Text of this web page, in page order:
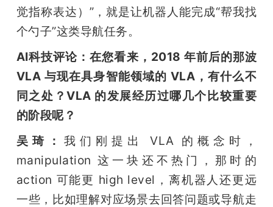
觉指称表达）”，就是让机器人能完成“帮我找
个勺子”这类导航任务。
AI科技评论：在您看来，2018 年前后的那波
VLA 与现在具身智能领域的 VLA，有什么不
同之处？VLA 的发展经历过哪几个比较重要
的阶段呢？
吴琦： 我们刚提出 VLA 的概念时，
manipulation 这一块还不热门，那时的
action 可能更 high level，离机器人还更远
一些，比如理解对应场景去回答问题或导航走